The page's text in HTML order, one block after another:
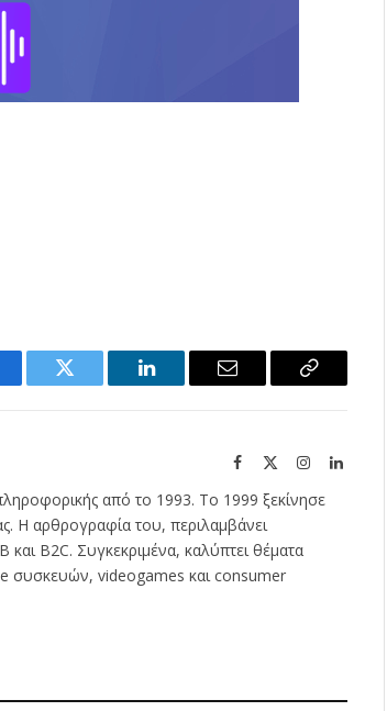
Twitter LinkedIn Email
Copy
Facebook Instagram
από το 1993. Το 1999 ξεκίνησε
Η αρθρογραφία του, περιλαμβάνει
B2C. Συγκεκριμένα, καλύπτει θέματα
συσκευών, videogames και consumer